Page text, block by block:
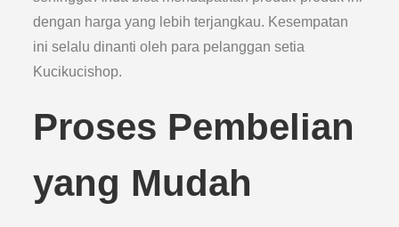
dengan harga yang lebih terjangkau. Kesempatan
ini selalu dinanti oleh para pelanggan setia
Kucikucishop.
Proses Pembelian
yang Mudah